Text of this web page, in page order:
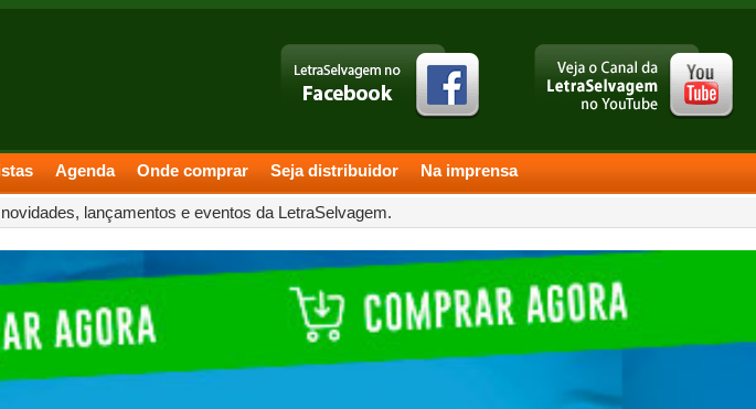
Agenda Onde comprar Seja distribuidor Na imprensa
lançamentos e eventos da LetraSelvagem.